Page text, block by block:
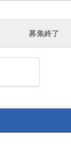
募集終了